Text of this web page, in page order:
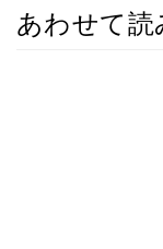
あわせて読